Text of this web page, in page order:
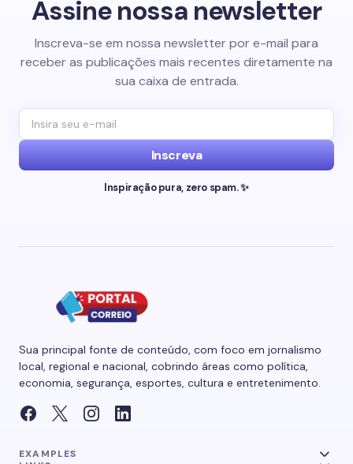
Assine nossa newsletter
Inscreva-se em nossa newsletter por e-mail para
receber as publicações mais recentes diretamente na
sua caixa de entrada.
Inscreva
Inspiração pura, zero spam. ✨
Sua principal fonte de conteúdo, com foco em jornalismo
local, regional e nacional, cobrindo áreas como política,
economia, segurança, esportes, cultura e entretenimento.
EXAMPLES